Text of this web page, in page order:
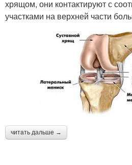
хрящом, они контактируют с
участками на верхней части
читать дальше →